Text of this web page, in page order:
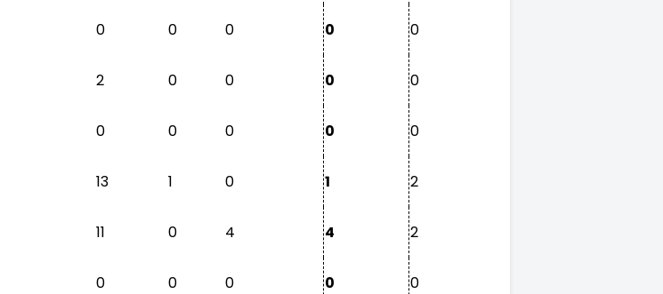
0 0 0 0 0
2 0 0 0 0
0 0 0 0 0
13 1 0 1 2
11 0 4 4 2
0 0 0 0 0